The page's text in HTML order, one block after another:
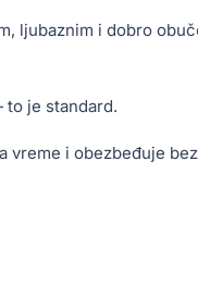
ljubaznim i dobro
je standard.
vreme i obezbeđuje